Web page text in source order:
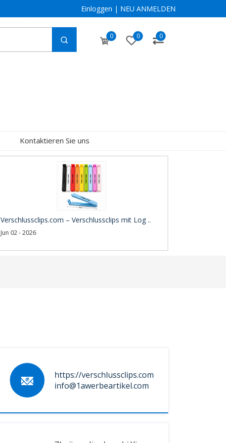
Einloggen | NEU ANMELDEN
0 0 0
Kontaktieren Sie uns
Verschlussclips.com – Verschlussclips mit Log ..
Jun 02 - 2026
https://verschlussclips.com
info@1awerbeartikel.com